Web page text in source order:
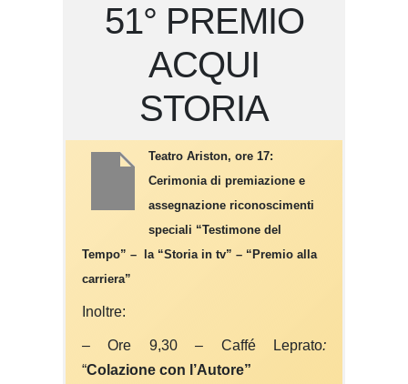
51° PREMIO
ACQUI
STORIA
Teatro Ariston, ore 17:
Cerimonia di premiazione e
assegnazione riconoscimenti
speciali “Testimone del
Tempo” – la “Storia in tv” – “Premio alla
carriera”
Inoltre:
–Ore 9,30– Caffé Leprato:
“Colazione con l’Autore”